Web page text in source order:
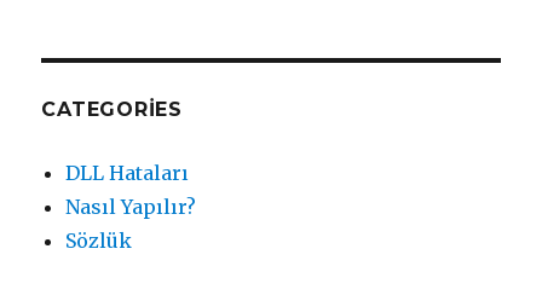
CATEGORIES
DLL Hataları
Nasıl Yapılır?
Sözlük